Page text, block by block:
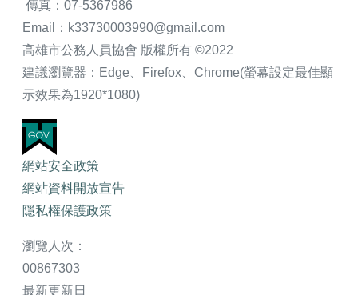
傳真：07-5367986
Email：k33730003990@gmail.com
高雄市公務人員協會 版權所有 ©2022
建議瀏覽器：Edge、Firefox、Chrome(螢幕設定最佳顯
示效果為1920*1080)
網站安全政策
網站資料開放宣告
隱私權保護政策
瀏覽人次：
00867303
最新更新日